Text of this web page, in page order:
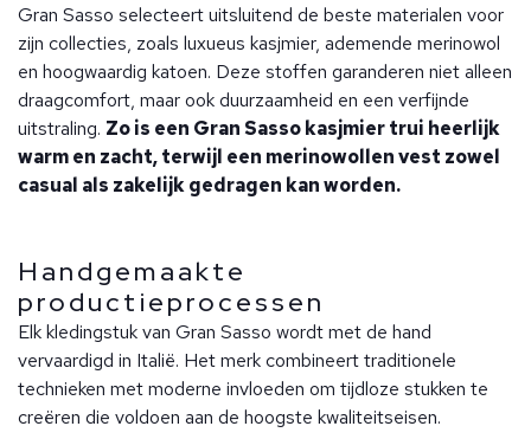
Gran Sasso selecteert uitsluitend de beste materialen voor
zijn collecties, zoals luxueus kasjmier, ademende merinowol
en hoogwaardig katoen. Deze stoffen garanderen niet alleen
draagcomfort, maar ook duurzaamheid en een verfijnde
uitstraling. Zo is een Gran Sasso kasjmier trui heerlijk
warm en zacht, terwijl een merinowollen vest zowel
casual als zakelijk gedragen kan worden.
Handgemaakte
productieprocessen
Elk kledingstuk van Gran Sasso wordt met de hand
vervaardigd in Italië. Het merk combineert traditionele
technieken met moderne invloeden om tijdloze stukken te
creëren die voldoen aan de hoogste kwaliteitseisen.